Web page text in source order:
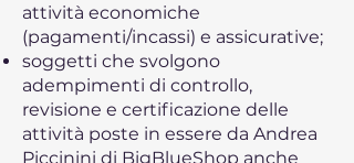
attività economiche
(pagamenti/incassi) e assicurative;
soggetti che svolgono
adempimenti di controllo,
revisione e certificazione delle
attività poste in essere da Andrea
Piccinini di BigBlueShop anche